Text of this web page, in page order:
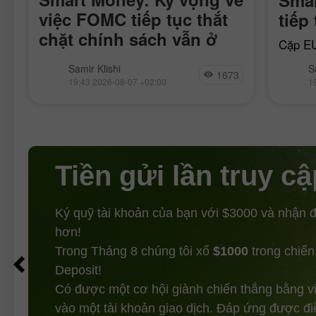
việc FOMC tiếp tục thắt
chặt chính sách vẫn ở
mức thấp
Cặp GBP/USD đã di chuyển khá bình
lặng trong tuần này, rõ ràng là đang
Samir Klishi
19:43 2026-08-07 +02:00 1673
tiếp
Cặp
ngày
qua,
Tiền gửi lần truy
Ký quỹ tài khoản của bạn với $3000 và nhận
hơn!
Trong Tháng 8 chúng tôi xổ $1000 trong
Deposit!
Có được một cơ hội giành chiến thắng bằng
vào một tài khoản giao dịch. Đáp ứng được